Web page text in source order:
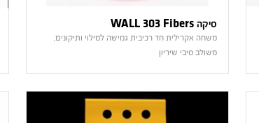
סיקה WALL 303 Fibers
משחה אקרילית חד רכיבית גמישה למילוי ותיקונים,
משולב סיבי שיריון